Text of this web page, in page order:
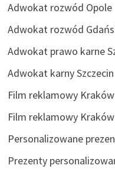
Adwokat rozwód Opole
Adwokat rozwód
Adwokat prawo karne
Adwokat karny Szczecin
Film reklamowy Kraków
Film reklamowy Kraków
Personalizowane
Prezenty